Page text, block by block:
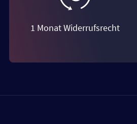
1 Monat Widerrufsrecht